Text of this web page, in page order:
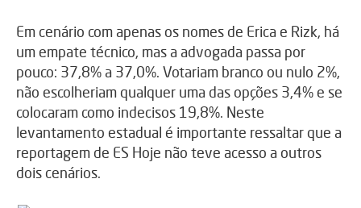
Em cenário com apenas os nomes de Erica e Rizk, há
um empate técnico, mas a advogada passa por
pouco: 37,8% a 37,0%. Votariam branco ou nulo 2%,
não escolheriam qualquer uma das opções 3,4% e se
colocaram como indecisos 19,8%. Neste
levantamento estadual é importante ressaltar que a
reportagem de ES Hoje não teve acesso a outros
dois cenários.